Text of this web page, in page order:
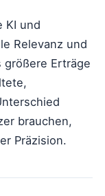
KI und
Relevanz und
Erträge
brauchen,
Präzision.